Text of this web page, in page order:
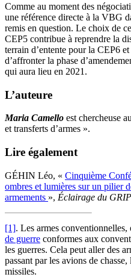
Comme au moment des
une référence directe à la VBG
remis en question. Le choix de
CEP5 contribue à reprendre la
terrain d’entente pour la CEP6
d’affronter la phase
qui aura lieu en 2021.
L’auteure
Maria Camello est chercheuse
et transferts d’armes ».
Lire également
GÉHIN Léo, « Cinquième
ombres et lumières sur un pilier
armements », Éclairage du GRIP
[1]. Les armes conventionnelles,
de guerre conformes aux
les guerres. Cela peut aller des
passant par les avions de
missiles.